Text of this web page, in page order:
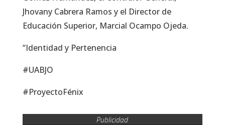
Jhovany Cabrera Ramos y el Director de
Educación Superior, Marcial Ocampo Ojeda.
“Identidad y Pertenencia
#UABJO
#ProyectoFénix
Publicidad